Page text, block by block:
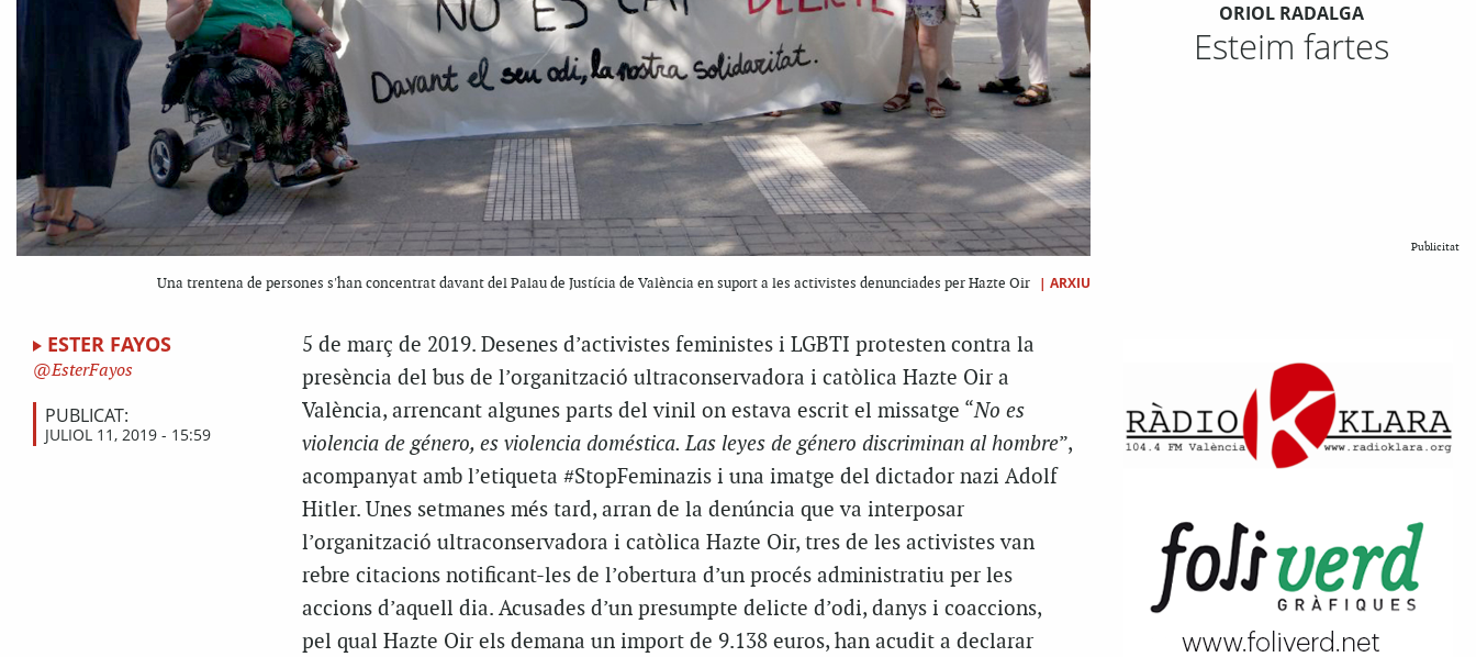
Una trentena de persones s'han concentrat davant del Palau de Justícia de València en suport a les activistes denunciades per Hazte Oir | ARXIU
ESTER FAYOS
EsterFayos
PUBLICAT:
JULIOL 11, 2019 - 15:59
5 de març de 2019. Desenes d’activistes feministes i LGBTI protesten contra la
presència del bus de l’organització ultraconservadora i catòlica Hazte Oir a
València, arrencant algunes parts del vinil on estava escrit el missatge “No es
violencia de género, es violencia doméstica. Las leyes de género discriminan al hombre”,
acompanyat amb l’etiqueta #StopFeminazis i una imatge del dictador nazi Adolf
Hitler. Unes setmanes més tard, arran de la denúncia que va interposar
l’organització ultraconservadora i catòlica Hazte Oir, tres de les activistes van
rebre citacions notificant-les de l’obertura d’un procés administratiu per les
accions d’aquell dia. Acusades d’un presumpte delicte d’odi, danys i coaccions,
pel qual Hazte Oir els demana un import de 9.138 euros, han acudit a declarar
ORIOL RADALGA
Esteim fartes
Publicitat